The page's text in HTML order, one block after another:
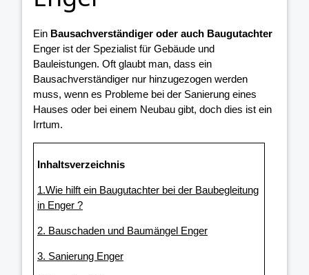
Ein Bausachverständiger oder auch Baugutachter
Enger ist der Spezialist für Gebäude und
Bauleistungen. Oft glaubt man, dass ein
Bausachverständiger nur hinzugezogen werden
muss, wenn es Probleme bei der Sanierung eines
Hauses oder bei einem Neubau gibt, doch dies ist ein
Irrtum.
Inhaltsverzeichnis
1.Wie hilft ein Baugutachter bei der Baubegleitung
in Enger ?
2. Bauschaden und Baumängel Enger
3. Sanierung Enger